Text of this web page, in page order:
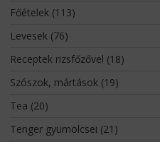
Főételek(113)
Levesek(76)
Receptek rizsfőzővel (18)
Szószok, mártások(19)
Tea (20)
Tenger gyümölcsei (21)